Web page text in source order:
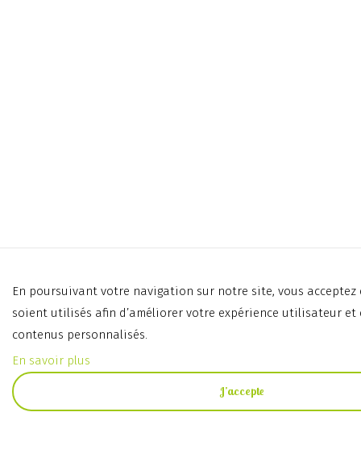
En poursuivant votre navigation sur notre site, vous acceptez
soient utilisés afin d’améliorer votre expérience utilisateur et
contenus personnalisés.
En savoir plus
J’accepte